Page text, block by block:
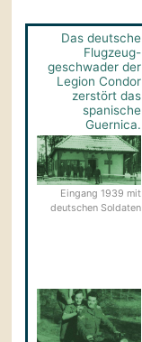
Das deutsche
Flugzeug-
geschwader der
Legion Condor
zerstört das
spanische
Guernica.
Eingang 1939 mit
deutschen Soldaten